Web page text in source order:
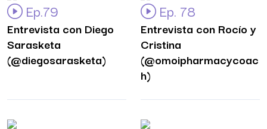
Ep.79
Entrevista con Diego
Sarasketa
(@diegosarasketa)
Ep. 78
Entrevista con Rocío y
Cristina
(@omoipharmacycoac
h)